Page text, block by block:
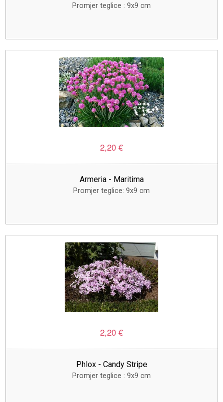
Promjer teglice : 9x9 cm
2,20 €
Armeria - Maritima
Promjer teglice: 9x9 cm
2,20 €
Phlox - Candy Stripe
Promjer teglice : 9x9 cm